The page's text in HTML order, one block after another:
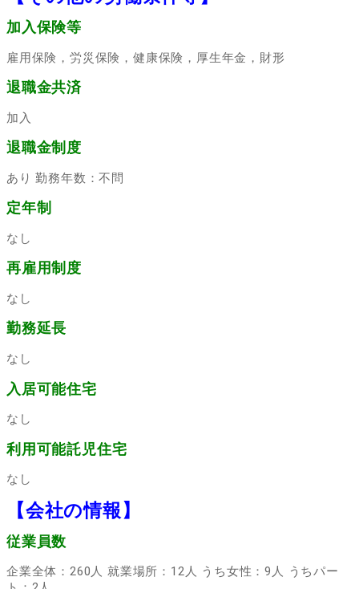
加入保険等
雇用保険，労災保険，健康保険，厚生年金，財形
退職金共済
加入
退職金制度
あり 勤務年数：不問
定年制
なし
再雇用制度
なし
勤務延長
なし
入居可能住宅
なし
利用可能託児住宅
なし
【会社の情報】
従業員数
企業全体：260人 就業場所：12人 うち女性：9人 うちパー